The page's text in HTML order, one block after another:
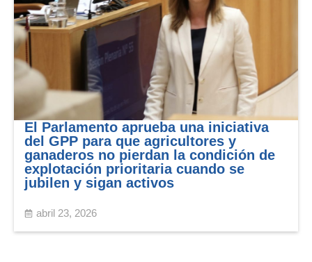
El Parlamento aprueba una iniciativa
del GPP para que agricultores y
ganaderos no pierdan la condición de
explotación prioritaria cuando se
jubilen y sigan activos
abril 23, 2026